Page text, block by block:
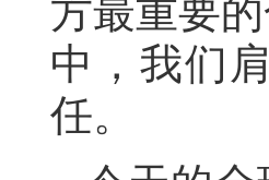
方最重要
中，我们
任。